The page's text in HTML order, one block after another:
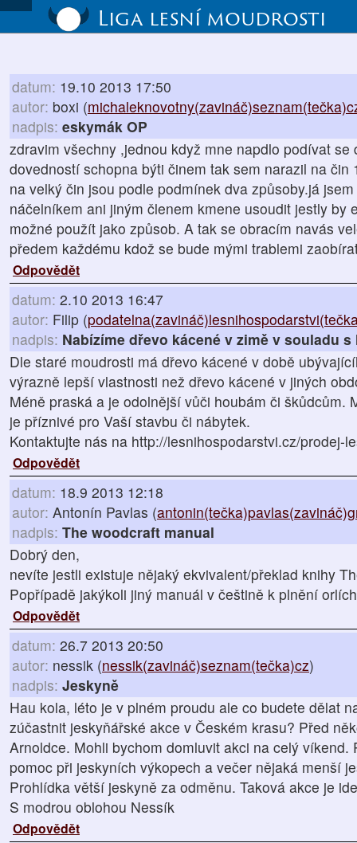
Liga lesní moudrosti
datum: 19.10 2013 17:50
autor: boxi (
nadpis: eskymák OP
zdravim všechny ,jednou když mne napdlo podívat
dovedností schopna býti činem tak sem narazil na
na velký čin jsou podle podmínek dva způsoby.já
náčelníkem ani jiným členem kmene usoudit jestly by
možné použít jako způsob. A tak se obracím navás
předem každému kdož se bude mými trablemi
Odpovědět
datum: 2.10 2013 16:47
autor: Filip (
nadpis: Nabízíme dřevo kácené v zimě v souladu
Dle staré moudrosti má dřevo kácené v době
výrazně lepší vlastnosti než dřevo kácené v jiných
Méně praská a je odolnější vůči houbám či škůdcům.
je příznivé pro Vaší stavbu či nábytek.
Kontaktujte nás na http://lesnihospodarstvi.cz/prodej-
Odpovědět
datum: 18.9 2013 12:18
autor: Antonín Pavlas (
nadpis: The woodcraft manual
Dobrý den,
nevíte jestli existuje nějaký ekvivalent/překlad knihy
Popřípadě jakýkoli jiný manuál v češtině k plnění
Odpovědět
datum: 26.7 2013 20:50
autor: nessik (nessik(zavináč)seznam(tečka)cz)
nadpis: Jeskyně
Hau kola, léto je v plném proudu ale co budete dělat
zúčastnit jeskyňářské akce v Českém krasu? Před
Arnoldce. Mohli bychom domluvit akci na celý víkend.
pomoc při jeskyních výkopech a večer nějaká menší
Prohlídka větší jeskyně za odměnu. Taková akce je
S modrou oblohou Nessík
Odpovědět